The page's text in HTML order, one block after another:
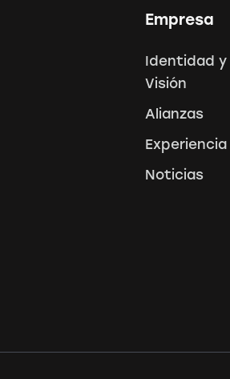
Empresa
Identidad y
Visión
Alianzas
Experiencia
Noticias